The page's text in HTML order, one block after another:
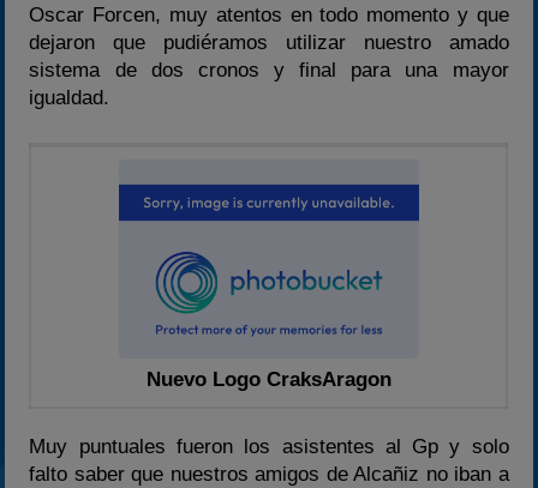
2023
2024
Oscar Forcen, muy atentos en todo momento y que
dejaron que pudiéramos utilizar nuestro amado
sistema de dos cronos y final para una mayor
igualdad.
Nuevo Logo CraksAragon
Muy puntuales fueron los asistentes al Gp y solo
falto saber que nuestros amigos de Alcañiz no iban a